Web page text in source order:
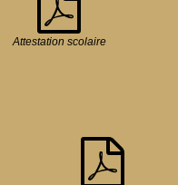
Attestation scolaire